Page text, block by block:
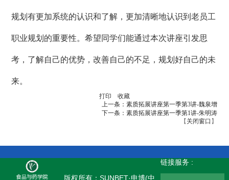
规划有更加系统的认识和了解，更加清晰地认识到老员工
职业规划的重要性。希望同学们能通过本次讲座引发思
考，了解自己的优势，改善自己的不足，规划好自己的未
来。
打印
收藏
上一条：素质拓展讲座第一季第3讲-魏泉增
下一条：素质拓展讲座第一季第1讲-朱明涛
【 关闭窗口 】
版权所有：SUNBET·申博(中
链接服务 :